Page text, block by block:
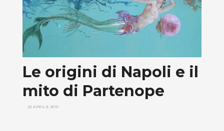
Le origini di Napoli e il
mito di Partenope
22 APRILE 2019